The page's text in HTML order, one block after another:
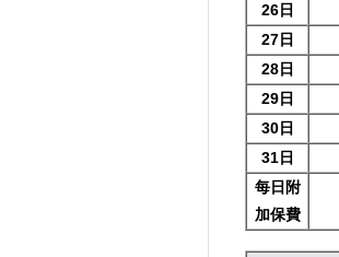
26日
27日
28日
29日
30日
31日
每日附
加保費